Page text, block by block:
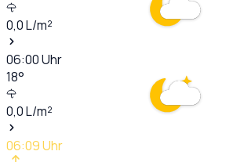
0,0L/m²
06:00Uhr
18°
0,0L/m²
06:09Uhr